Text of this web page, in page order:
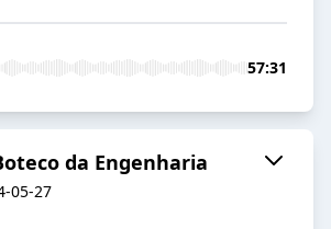
57:31
da Engenharia
05-27